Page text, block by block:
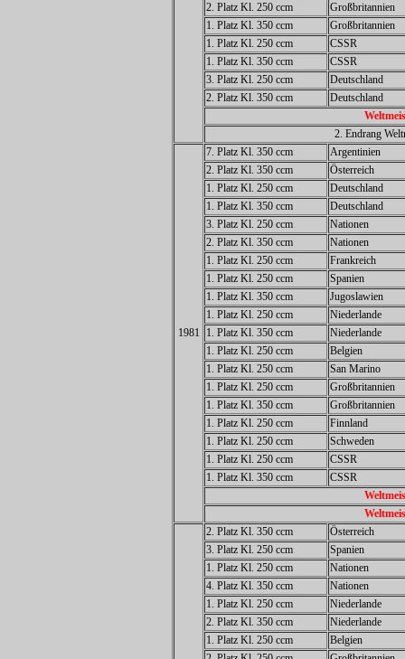
2. Platz Kl. 250 ccm
Großbritannien
1. Platz Kl. 350 ccm
Großbritannien
1. Platz Kl. 250 ccm
CSSR
1. Platz Kl. 350 ccm
CSSR
3. Platz Kl. 250 ccm
Deutschland
2. Platz Kl. 350 ccm
Deutschland
2. Endrang
1981
7. Platz Kl. 350 ccm
Argentinien
2. Platz Kl. 350 ccm
Österreich
1. Platz Kl. 250 ccm
Deutschland
1. Platz Kl. 350 ccm
Deutschland
3. Platz Kl. 250 ccm
Nationen
2. Platz Kl. 350 ccm
Nationen
1. Platz Kl. 250 ccm
Frankreich
1. Platz Kl. 250 ccm
Spanien
1. Platz Kl. 350 ccm
Jugoslawien
1. Platz Kl. 250 ccm
Niederlande
1. Platz Kl. 350 ccm
Niederlande
1. Platz Kl. 250 ccm
Belgien
1. Platz Kl. 250 ccm
San Marino
1. Platz Kl. 250 ccm
Großbritannien
1. Platz Kl. 350 ccm
Großbritannien
1. Platz Kl. 250 ccm
Finnland
1. Platz Kl. 250 ccm
Schweden
1. Platz Kl. 250 ccm
CSSR
1. Platz Kl. 350 ccm
CSSR
2. Platz Kl. 350 ccm
Österreich
3. Platz Kl. 250 ccm
Spanien
1. Platz Kl. 250 ccm
Nationen
4. Platz Kl. 350 ccm
Nationen
1. Platz Kl. 250 ccm
Niederlande
2. Platz Kl. 350 ccm
Niederlande
1. Platz Kl. 250 ccm
Belgien